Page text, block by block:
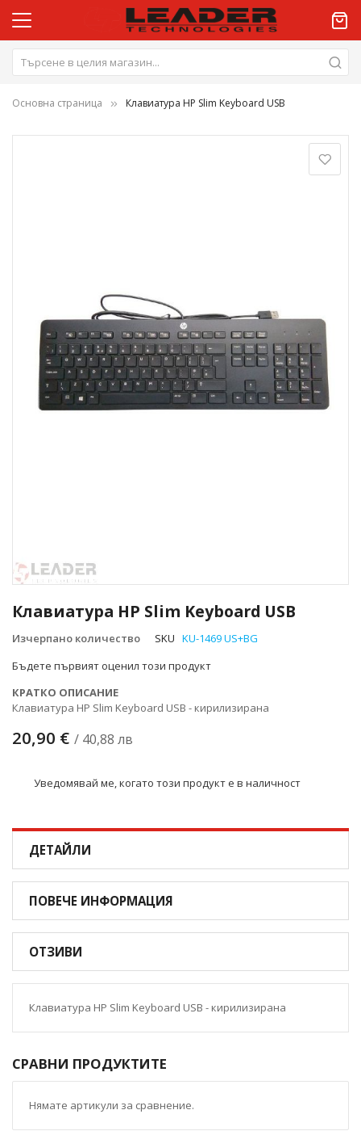
Основна страница Клавиатура HP Slim Keyboard USB
Клавиатура HP Slim Keyboard USB
Изчерпано количество SKU KU-1469 US+BG
Бъдете първият оценил този продукт
КРАТКО ОПИСАНИЕ
Клавиатура HP Slim Keyboard USB - кирилизирана
20,90 € / 40,88 лв
Уведомявай ме, когато този продукт е в наличност
към
началото
на
със
ДЕТАЙЛИ
ПОВЕЧЕ ИНФОРМАЦИЯ
ОТЗИВИ
Клавиатура HP Slim Keyboard USB - кирилизирана
СРАВНИ ПРОДУКТИТЕ
Нямате артикули за сравнение.